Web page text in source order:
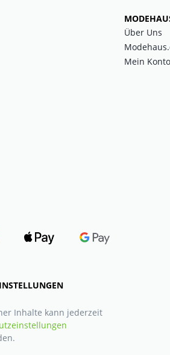
Über Uns
Mein Konto
Inhalte kann jederzeit